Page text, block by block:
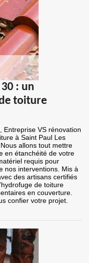
: un
toiture
Entreprise VS rénovation
à Saint Paul Les
allons tout mettre
en étanchéité de votre
requis pour
nos interventions. Mis à
des artisans certifiés
de toiture
en couverture.
confier votre projet.